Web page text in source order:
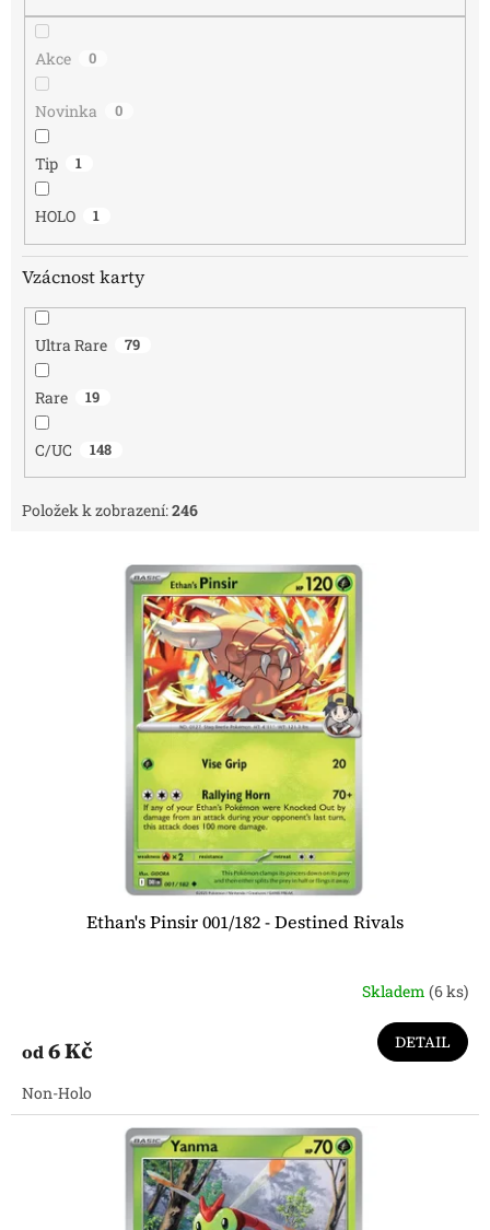
Akce 0
Novinka 0
Tip 1
HOLO 1
Vzácnost karty
Ultra Rare 79
Rare 19
C/UC 148
Položek k zobrazení:246
Ethan's Pinsir 001/182 - Destined Rivals
Skladem (6 ks)
od6 Kč DETAIL
Non-Holo